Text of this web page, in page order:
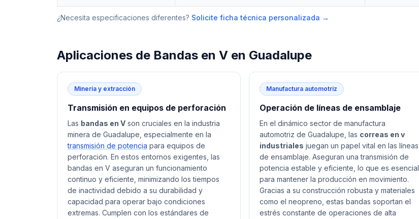
¿Necesita especificaciones diferentes? Solicite ficha técnica personalizada →
Aplicaciones de Bandas en V en Guadalupe
Minería y extracción
Transmisión en equipos de perforación
Las bandas en V son cruciales en la industria
minera de Guadalupe, especialmente en la
transmisión de potencia para equipos de
perforación. En estos entornos exigentes, las
bandas en V aseguran un funcionamiento
continuo y eficiente, minimizando los tiempos
de inactividad debido a su durabilidad y
capacidad para operar bajo condiciones
extremas. Cumplen con los estándares de
Manufactura automotriz
Operación de líneas de ensamblaje
En el dinámico sector de manufactura
automotriz de Guadalupe, las correas en v
industriales juegan un papel vital en las líneas
de ensamblaje. Aseguran una transmisión de
potencia estable y eficiente, lo que es esencial
para mantener la producción en movimiento.
Gracias a su construcción robusta y materiales
como el neopreno, estas bandas soportan el
estrés constante de operaciones de alta